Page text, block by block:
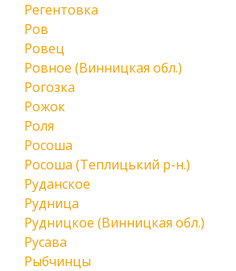
Регентовка
Ров
Ровец
Ровное (Винницкая обл.)
Рогозка
Рожок
Роля
Росоша
Росоша (Теплицький р-н.)
Руданское
Рудница
Рудницкое (Винницкая обл.)
Русава
Рыбчинцы